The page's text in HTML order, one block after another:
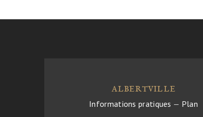
ALBERTVILLE
Informations pratiques — Plan